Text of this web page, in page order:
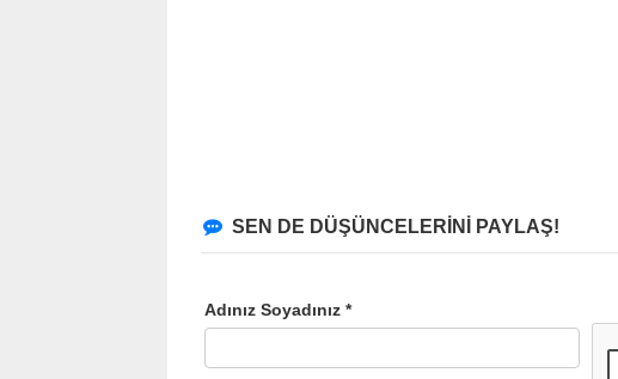
SEN DE DÜŞÜNCELERİNİ PAYLAŞ!
Adınız Soyadınız *